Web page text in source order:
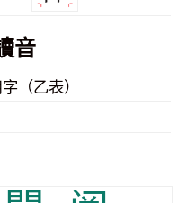
音
（乙表）